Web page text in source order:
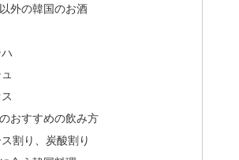
外の韓国のお酒
おすすめの飲み方
割り、炭酸割り